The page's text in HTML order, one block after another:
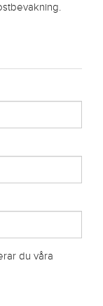
du våra